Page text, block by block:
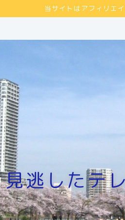
当サイトはアフィリエ
見逃したテ